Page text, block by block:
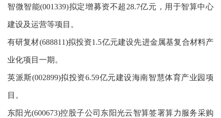
智微智能(001339)拟定增募资不超28.7亿元，用于智算中心
建设及运营等项目。
有研复材(688811)拟投资1.5亿元建设先进金属基复合材料产
业化项目一期。
英派斯(002899)拟投资6.59亿元建设海南智慧体育产业园项
目。
东阳光(600673)控股子公司东阳光云智算签署算力服务采购